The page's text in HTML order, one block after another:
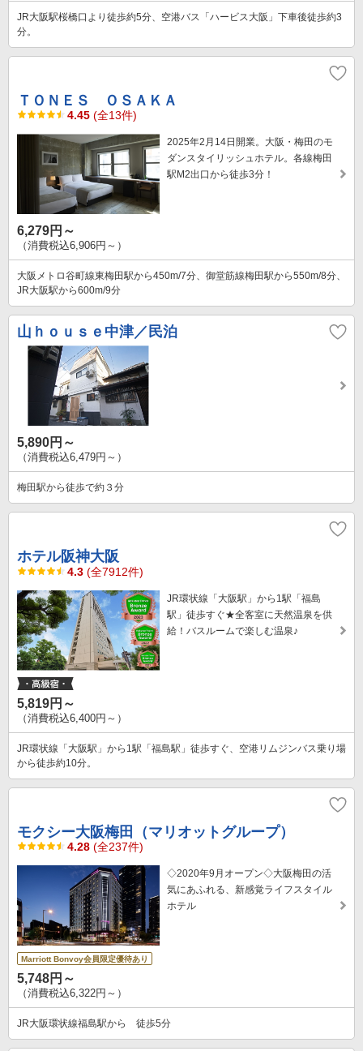
JR大阪駅桜橋口より徒歩約5分、空港バス「ハービス大阪」下車後徒歩約3
分。
ＴＯＮＥＳ ＯＳＡＫＡ
4.45 (全13件)
2025年2月14日開業。大阪・梅田のモ
ダンスタイリッシュホテル。各線梅田
駅M2出口から徒歩3分！
6,279円～
（消費税込6,906円～）
大阪メトロ谷町線東梅田駅から450m/7分、御堂筋線梅田駅から550m/8分、
JR大阪駅から600m/9分
山ｈｏｕｓｅ中津／民泊
5,890円～
（消費税込6,479円～）
梅田駅から徒歩で約３分
ホテル阪神大阪
4.3 (全7912件)
JR環状線「大阪駅」から1駅「福島
駅」徒歩すぐ★全客室に天然温泉を供
給！バスルームで楽しむ温泉♪
5,819円～
（消費税込6,400円～）
JR環状線「大阪駅」から1駅「福島駅」徒歩すぐ、空港リムジンバス乗り場
から徒歩約10分。
モクシー大阪梅田（マリオットグループ）
4.28 (全237件)
◇2020年9月オープン◇大阪梅田の活
気にあふれる、新感覚ライフスタイル
ホテル
Marriott Bonvoy会員限定優待あり
5,748円～
（消費税込6,322円～）
JR大阪環状線福島駅から 徒歩5分